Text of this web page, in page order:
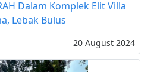
Dalam Komplek Elit Villa
Lebak Bulus
20 August 2024